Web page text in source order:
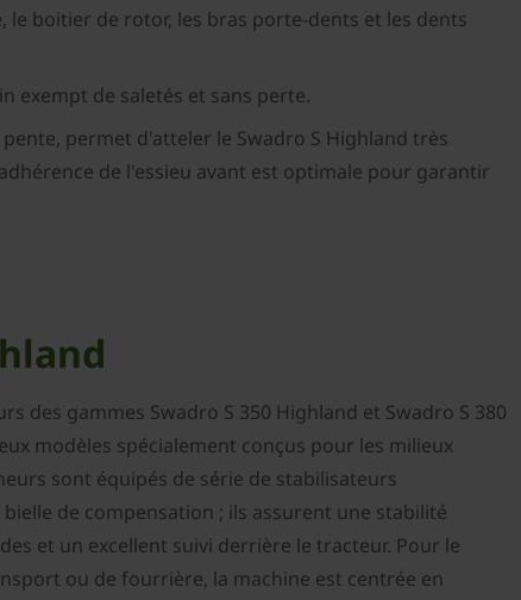
boitier de rotor, les bras porte-dents et les dents
exempt de saletés et sans perte.
permet d'atteler le Swadro S Highland très
de l'essieu avant est optimale pour garantir
des gammes Swadro S 350 Highland et Swadro S 380
modèles spécialement conçus pour les milieux
sont équipés de série de stabilisateurs
de compensation ; ils assurent une stabilité
et un excellent suivi derrière le tracteur. Pour le
ou de fourrière, la machine est centrée en